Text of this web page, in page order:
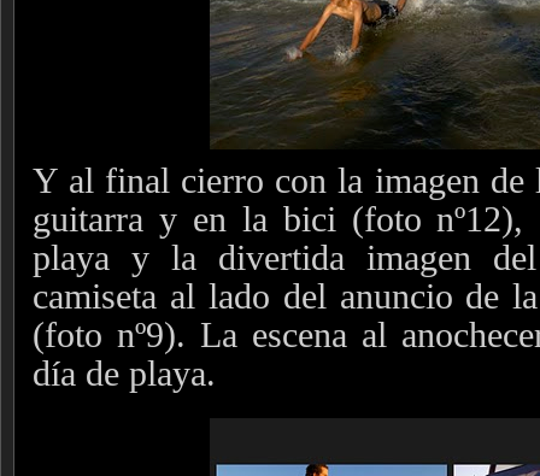
Y al final cierro con la imagen de
guitarra y en la bici (foto nº12),
playa y la divertida imagen
camiseta al lado del anuncio de
(foto nº9). La escena al
día de playa.